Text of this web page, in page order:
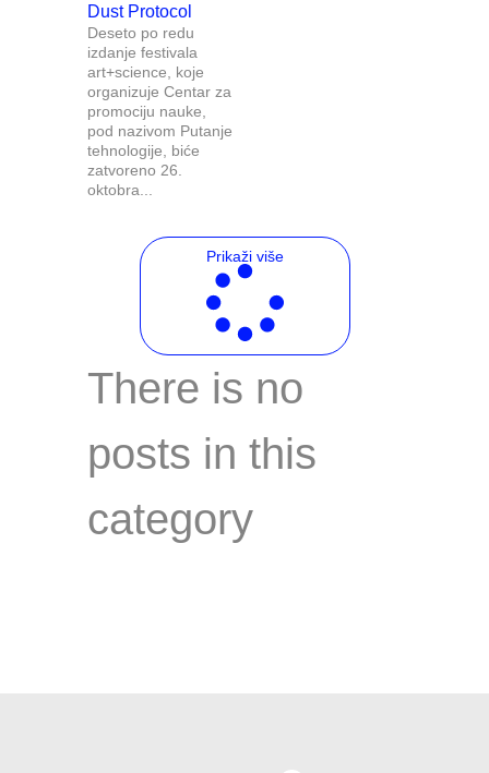
Dust Protocol
Deseto po redu
izdanje festivala
art+science, koje
organizuje Centar za
promociju nauke,
pod nazivom Putanje
tehnologije, biće
zatvoreno 26.
oktobra...
Prikaži više
There is no
posts in this
category